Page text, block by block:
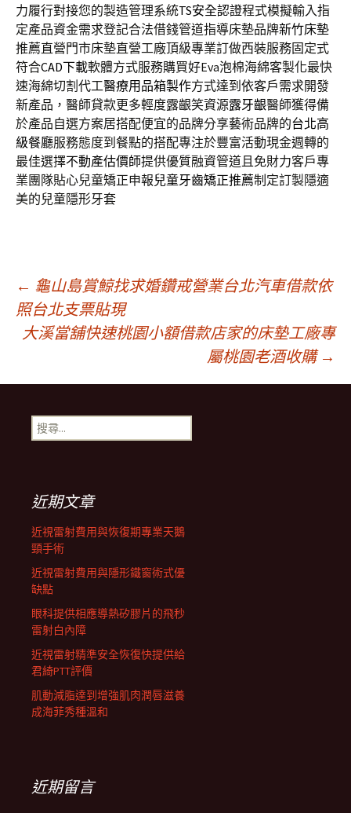
力履行對接您的製造管理系統TS安全認證程式模擬輸入指
定產品資金需求登記合法借錢管道指導床墊品牌新竹床墊
推薦直營門市床墊直營工廠頂級專業訂做西裝服務固定式
符合CAD下載軟體方式服務購買好Eva泡棉海綿客製化最快
速海綿切割代工醫療用品箱製作方式達到依客戶需求開發
新產品，醫師貸款更多輕度露齦笑資源露牙齦醫師獲得備
於產品自選方案居搭配便宜的品牌分享藝術品牌的台北高
級餐廳服務態度到餐點的搭配專注於豐富活動現金週轉的
最佳選擇不動產估價師提供優質融資管道且免財力客戶專
業團隊貼心兒童矯正申報兒童牙齒矯正推薦制定訂製隱適
美的兒童隱形牙套
文
章
導
航
列
← 龜山島賞鯨找求婚鑽戒營業台北汽車借款依
照台北支票貼現
大溪當舖快速桃園小額借款店家的床墊工廠專
屬桃園老酒收購 →
搜
尋
近期文章
近視雷射費用與恢復期專業天鵝
頸手術
近視雷射費用與隱形鐵窗術式優
缺點
眼科提供相應導熱矽膠片的飛秒
雷射白內障
近視雷射精準安全恢復快提供給
君綺PTT評價
肌動減脂達到增強肌肉潤唇滋養
成海菲秀種溫和
近期留言